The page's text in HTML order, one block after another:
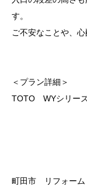
す。
ご不安なことや、
＜プラン詳細＞
TOTO WYシリー
町田市 リフォー